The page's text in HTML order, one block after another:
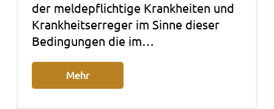
der mel­de­pflich­ti­ge Krank­hei­ten und
Krank­heits­er­re­ger im Sinne die­ser
Bedin­gun­gen die im…
Mehr